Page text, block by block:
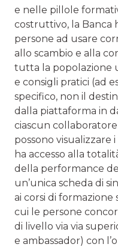
e nelle pillole
costruttivo, la Banca
persone ad usare
allo scambio e alla
tutta la popolazione
e consigli pratici (ad
specifico, non il
dalla piattaforma in
ciascun
possono visualizzare
ha accesso alla
della performance
un’unica scheda di
ai corsi di
cui le persone
di livello via via
e ambassador) con